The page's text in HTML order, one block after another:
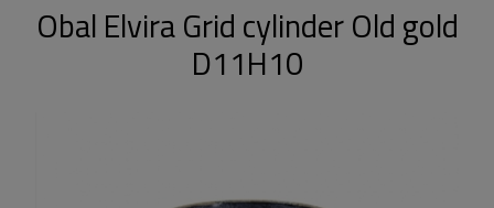
Obal Elvira Grid cylinder Old gold
D11H10